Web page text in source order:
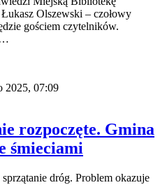
Olszewski – czołowy
gościem czytelników.
2025, 07:09
rozpoczęte. Gmina
śmieciami
dróg. Problem okazuje